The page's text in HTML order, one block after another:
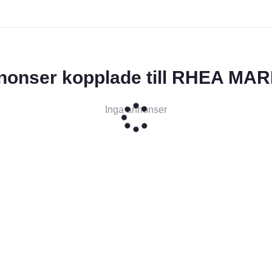
kopplade till RHEA
Inga annonser